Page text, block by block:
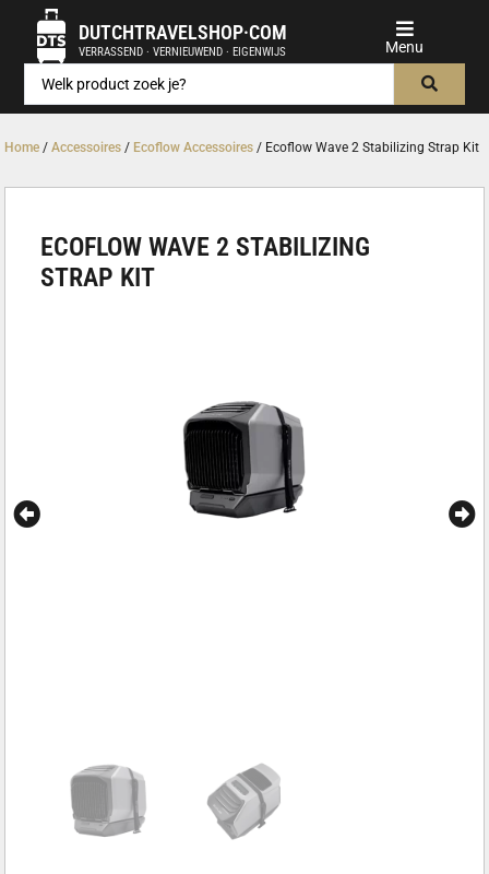
DUTCHTRAVELSHOP·COM
VERRASSEND · VERNIEUWEND · EIGENWIJS
Home /Accessoires / Ecoflow Accessoires / Ecoflow Wave 2 Stabilizing Strap Kit
ECOFLOW WAVE 2 STABILIZING
STRAP KIT